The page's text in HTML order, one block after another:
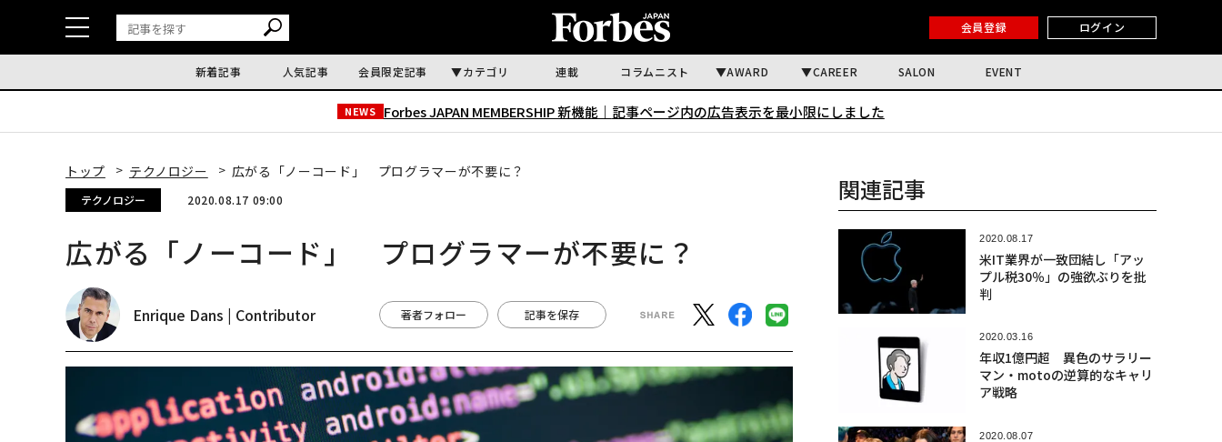
会員登録 ログイン
新着記事 人気記事 会員限定記事 カテゴリ 連載 コラムニスト AWARD CAREER SALON EVENT
NEWS Forbes JAPAN MEMBERSHIP 新機能｜ 記事ページ内の広告表示を最小限にしました
トップ テクノロジー 広がる「ノーコード」 プログラマーが不要に？
テクノロジー 2020.08.17 09:00
広がる「ノーコード」 プログラマーが不要に？
Enrique Dans | Contributor 著者フォロー 記事を保存
関連記事
2020.08.17
米IT業界が一致団結し「アッ
プル税30％」の強欲ぶりを批
判
2020.03.16
年収1億円超 異色のサラリー
マン・motoの逆算的なキャリ
ア戦略
2020.08.07